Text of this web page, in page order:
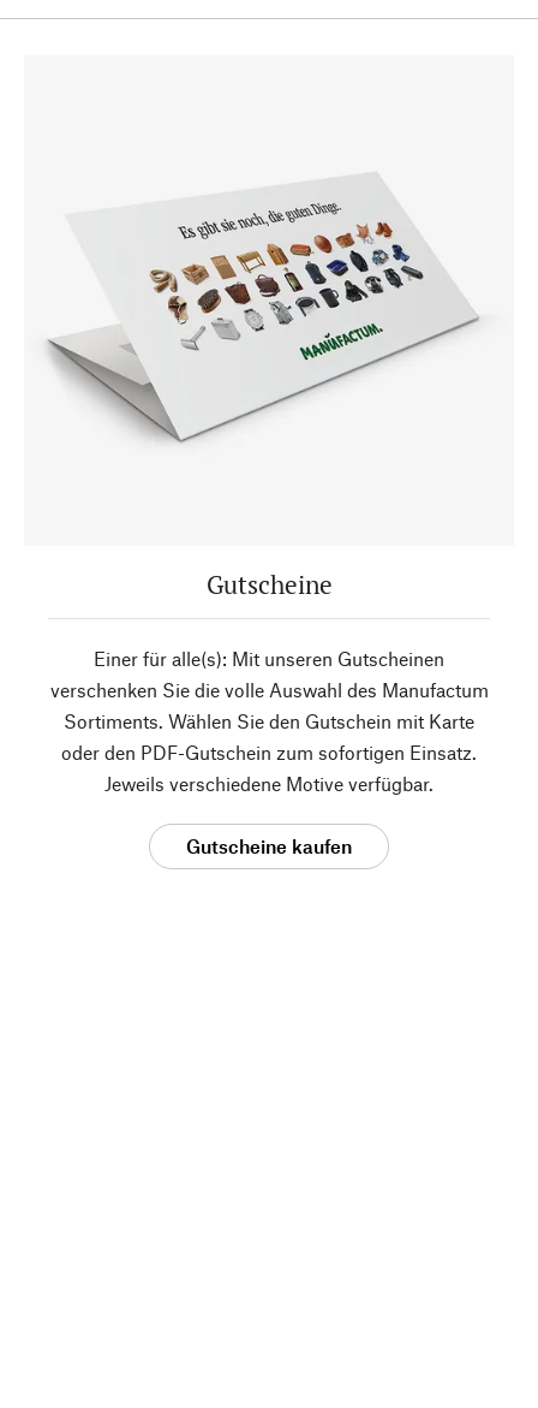
Gutscheine
Einer für alle(s): Mit unseren Gutscheinen
verschenken Sie die volle Auswahl des Manufactum
Sortiments. Wählen Sie den Gutschein mit Karte
oder den PDF-Gutschein zum sofortigen Einsatz.
Jeweils verschiedene Motive verfügbar.
Gutscheine kaufen